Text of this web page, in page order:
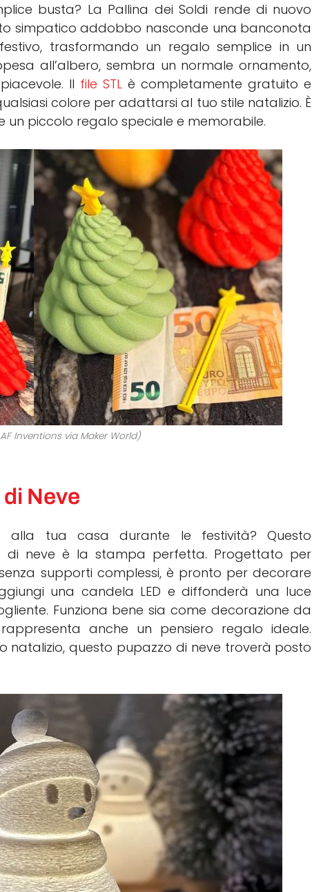
busta? La Pallina dei Soldi rende di nuovo
simpatico addobbo nasconde una banconota
trasformando un regalo semplice in un
all’albero, sembra un normale ornamento,
Il file STL è completamente gratuito e
colore per adattarsi al tuo stile natalizio. È
un piccolo regalo speciale e memorabile.
Inventions via Maker World)
Neve
alla tua casa durante le festività? Questo
di neve è la stampa perfetta. Progettato per
supporti complessi, è pronto per decorare
una candela LED e diffonderà una luce
Funziona bene sia come decorazione da
anche un pensiero regalo ideale.
natalizio, questo pupazzo di neve troverà posto